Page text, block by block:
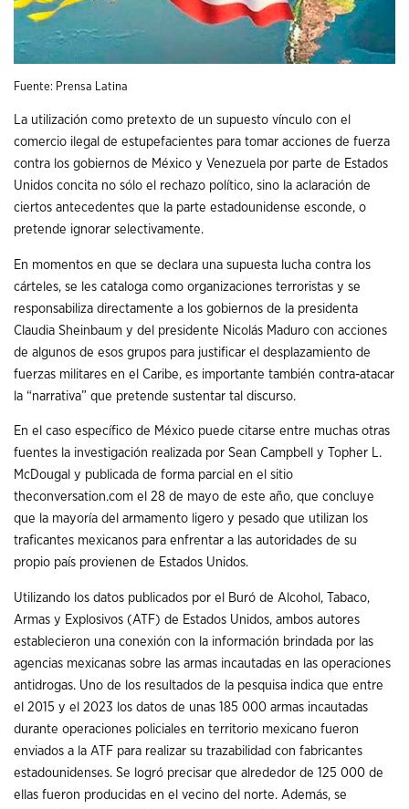
Fuente: Prensa Latina
La utilización como pretexto de un supuesto vínculo con el
comercio ilegal de estupefacientes para tomar acciones de fuerza
contra los gobiernos de México y Venezuela por parte de Estados
Unidos concita no sólo el rechazo político, sino la aclaración de
ciertos antecedentes que la parte estadounidense esconde, o
pretende ignorar selectivamente.
En momentos en que se declara una supuesta lucha contra los
cárteles, se les cataloga como organizaciones terroristas y se
responsabiliza directamente a los gobiernos de la presidenta
Claudia Sheinbaum y del presidente Nicolás Maduro con acciones
de algunos de esos grupos para justificar el desplazamiento de
fuerzas militares en el Caribe, es importante también contra-atacar
la “narrativa” que pretende sustentar tal discurso.
En el caso específico de México puede citarse entre muchas otras
fuentes la investigación realizada por Sean Campbell y Topher L.
McDougal y publicada de forma parcial en el sitio
theconversation.com el 28 de mayo de este año, que concluye
que la mayoría del armamento ligero y pesado que utilizan los
traficantes mexicanos para enfrentar a las autoridades de su
propio país provienen de Estados Unidos.
Utilizando los datos publicados por el Buró de Alcohol, Tabaco,
Armas y Explosivos (ATF) de Estados Unidos, ambos autores
establecieron una conexión con la información brindada por las
agencias mexicanas sobre las armas incautadas en las operaciones
antidrogas. Uno de los resultados de la pesquisa indica que entre
el 2015 y el 2023 los datos de unas 185 000 armas incautadas
durante operaciones policiales en territorio mexicano fueron
enviados a la ATF para realizar su trazabilidad con fabricantes
estadounidenses. Se logró precisar que alrededor de 125 000 de
ellas fueron producidas en el vecino del norte. Además, se